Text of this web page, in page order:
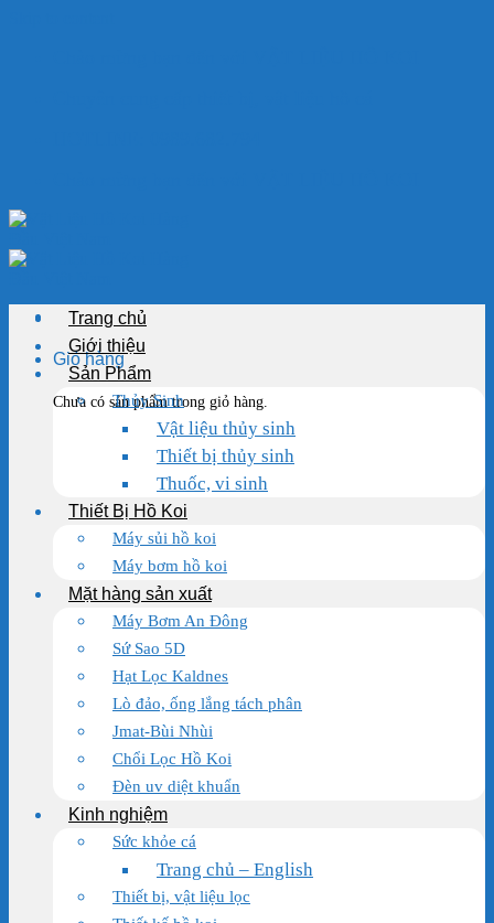
Giỏ hàng
Chưa có sản phẩm trong giỏ hàng.
Trang chủ
Giới thiệu
Sản Phẩm
Thủy Sinh
Vật liệu thủy sinh
Thiết bị thủy sinh
Thuốc, vi sinh
Thiết Bị Hồ Koi
Máy sủi hồ koi
Máy bơm hồ koi
Mặt hàng sản xuất
Máy Bơm An Đông
Sứ Sao 5D
Hạt Lọc Kaldnes
Lò đảo, ống lắng tách phân
Jmat-Bùi Nhùi
Chổi Lọc Hồ Koi
Đèn uv diệt khuẩn
Kinh nghiệm
Sức khỏe cá
Trang chủ – English
Thiết bị, vật liệu lọc